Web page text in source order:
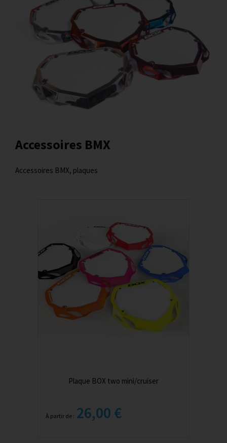
Accessoires BMX
Accessoires BMX, plaques
Plaque BOX two mini/cruiser
À partir de : 26,00 €